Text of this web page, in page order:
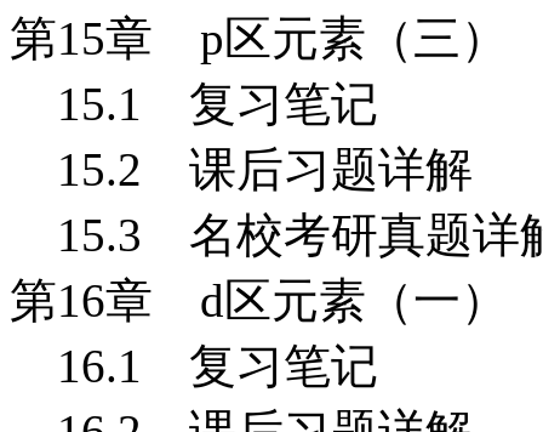
第15章 p区元素（三）
15.1
复习笔记
15.2 课后习题详解
15.3 名校考研真题详
第16章 d区元素（一）
16.1
复习笔记